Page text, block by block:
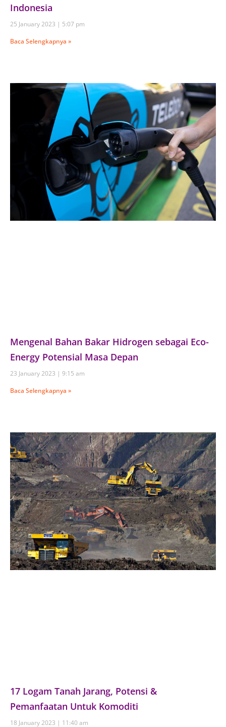
Indonesia
25 January 2023
5:07 pm
Baca Selengkapnya »
Mengenal Bahan Bakar Hidrogen sebagai Eco-
Energy Potensial Masa Depan
23 January 2023
9:15 am
Baca Selengkapnya »
17 Logam Tanah Jarang, Potensi &
Pemanfaatan Untuk Komoditi
18 January 2023 11:40 am